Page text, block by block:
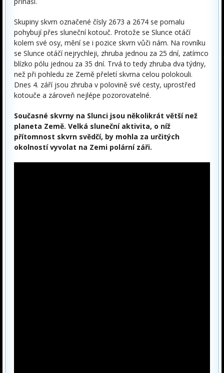
Skupiny skvrn označené čísly 2673 a 2674 se pomalu
pohybují přes sluneční kotouč. Protože se Slunce otáčí
kolem své osy, mění se i pozice skvrn vůči nám. Na rovníku
se Slunce otáčí nejrychleji, zhruba jednou za 25 dní, zatímco
blízko pólu jednou za 35 dní. Trvá to tedy zhruba dva týdny,
než při pohledu ze Země přeletí skvrna celou polokouli.
Dnes 4. září jsou zhruba v polovině své cesty, uprostřed
kotouče a zároveň nejlépe pozorovatelné.
Současné skvrny na Slunci jsou několikrát větší než
planeta Země. Velká sluneční aktivita, o níž
přítomnost skvrn svědčí, by mohla za určitých
okolností vyvolat na Zemi polární záři.